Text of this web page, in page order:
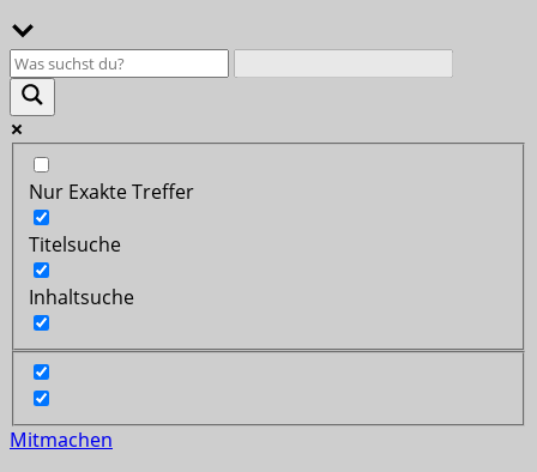
Nur Exakte Treffer
Titelsuche
Inhaltsuche
Mitmachen